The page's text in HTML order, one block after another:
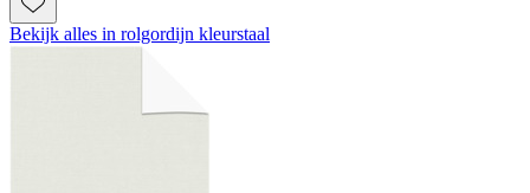
Bekijk alles in rolgordijn kleurstaal